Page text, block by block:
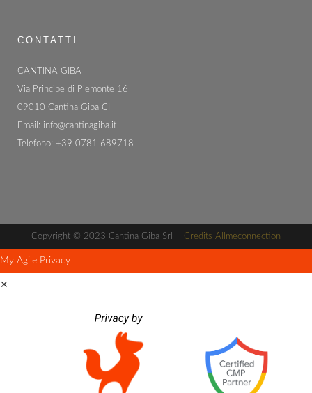
CONTATTI
CANTINA GIBA
Via Principe di Piemonte 16
09010 Cantina Giba CI
Email: info@cantinagiba.it
Telefono: +39 0781 689718
Copyright © 2023 Cantina Giba Srl – Credits Allmeconnection
My Agile Privacy
✕